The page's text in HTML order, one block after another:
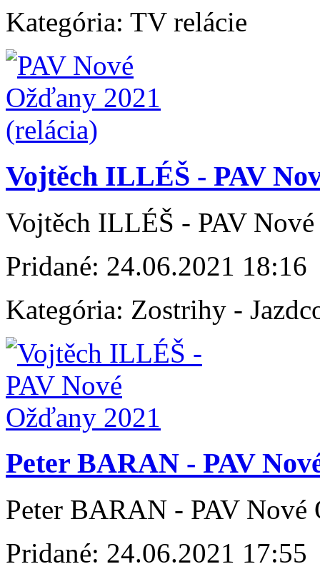
Kategória: TV relácie
Vojtěch ILLÉŠ - PAV
Vojtěch ILLÉŠ - PAV
Pridané: 24.06.2021 18:16
Kategória: Zostrihy -
Peter BARAN - PAV
Peter BARAN - PAV Nové
Pridané: 24.06.2021 17:55